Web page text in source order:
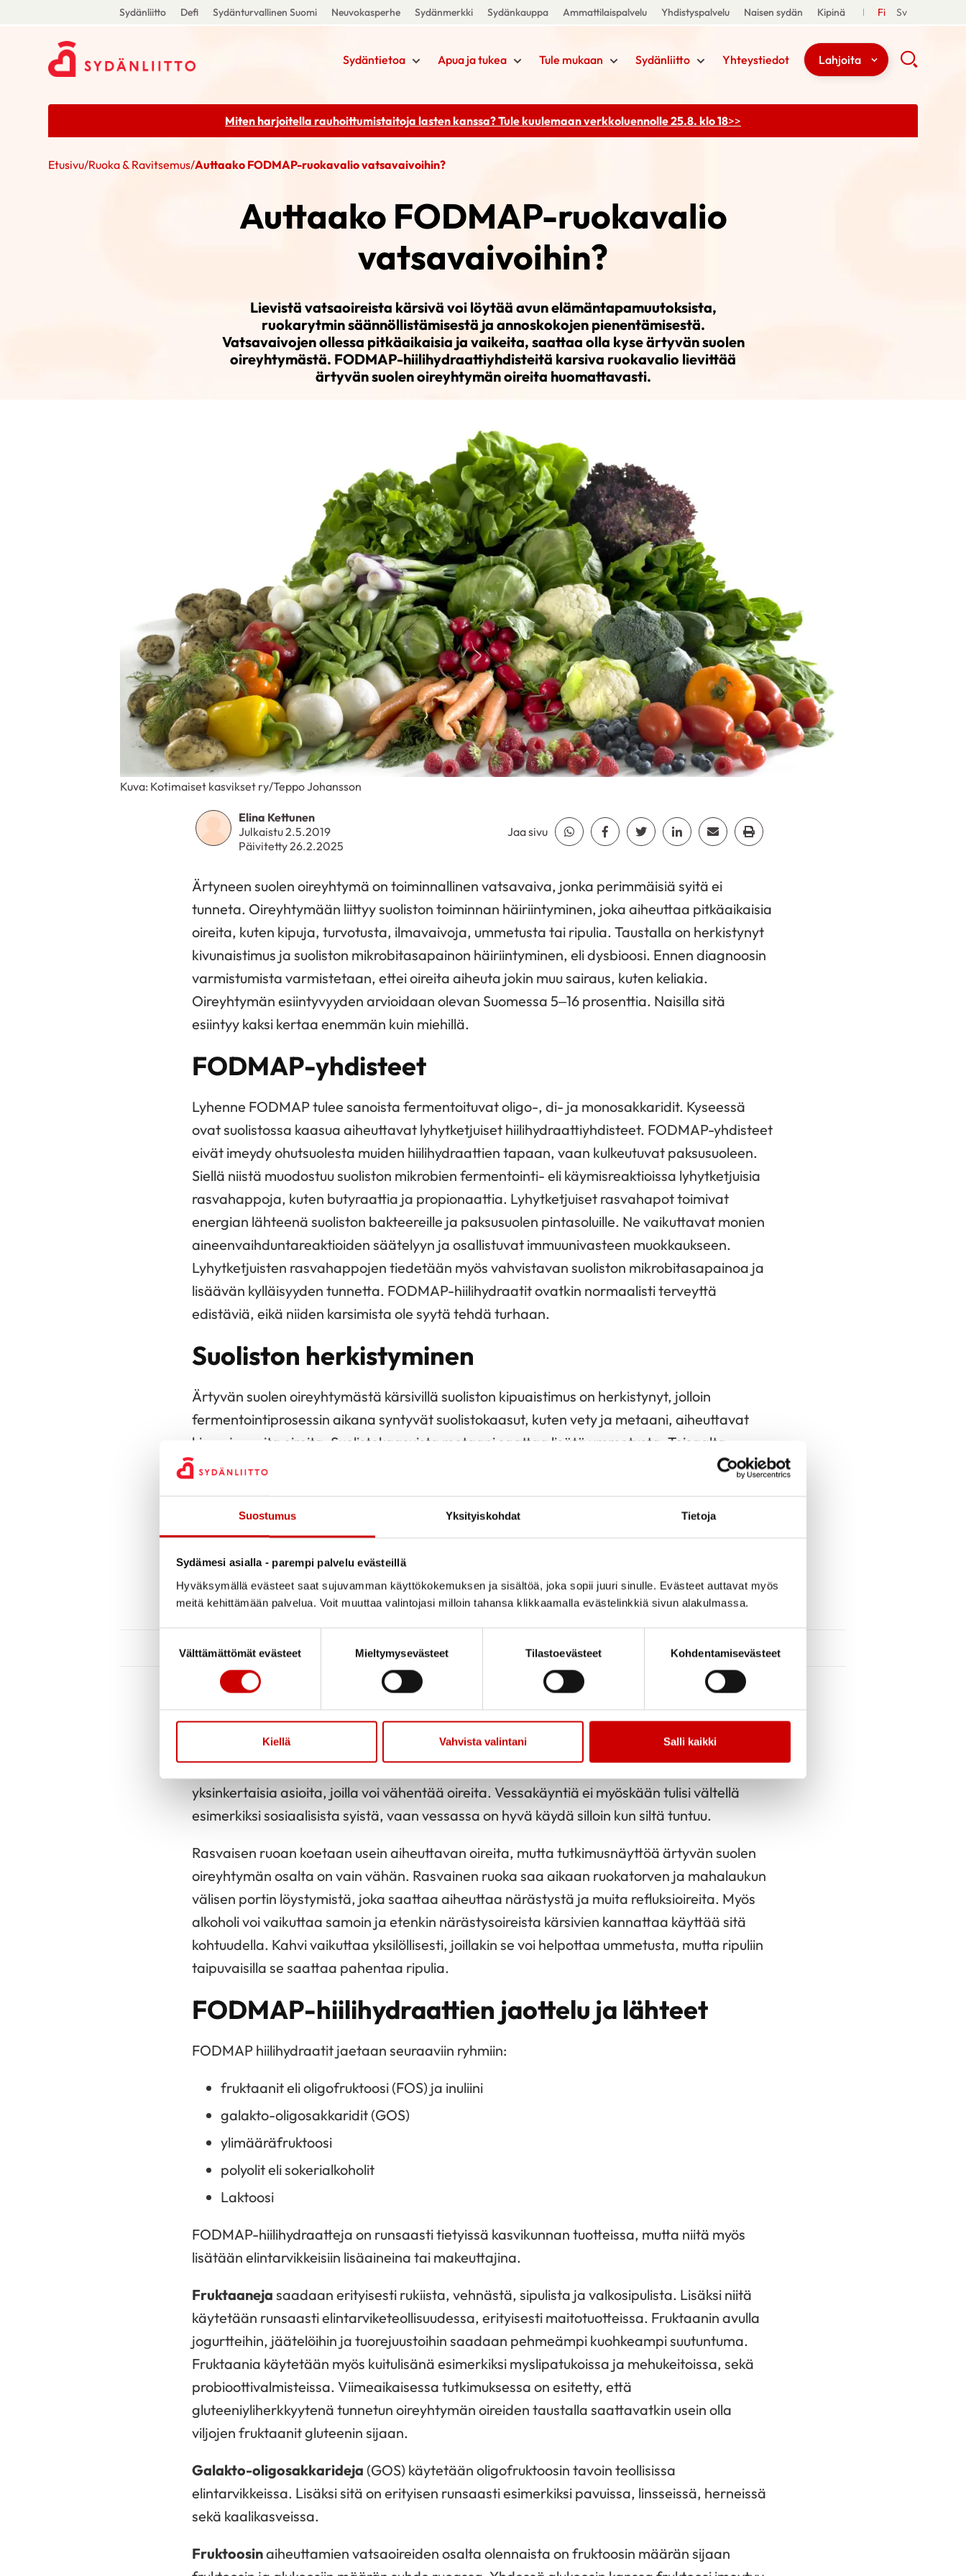
Suostumus Yksityiskohdat Tietoja
Sydämesi asialla - parempi palvelu evästeillä
Hyväksymällä evästeet saat sujuvamman käyttökokemuksen ja sisältöä, joka sopii juuri sinulle. Evästeet auttavat myös
meitä kehittämään palvelua. Voit muuttaa valintojasi milloin tahansa klikkaamalla evästelinkkiä sivun alakulmassa.
Välttämättömät evästeet
Mieltymysevästeet Tilastoevästeet Kohdentamisevästeet
Kiellä Vahvista valintani Salli kaikki
Sydänliitto Defi Sydänturvallinen Suomi Neuvokasperhe Sydänmerkki Sydänkauppa Ammattilaispalvelu Yhdistyspalvelu Naisen sydän Kipinä Fi Sv
Sydäntietoa Apua ja tukea Tule mukaan Sydänliitto Yhteystiedot Lahjoita
Miten harjoitella rauhoittumistaitoja lasten kanssa? Tule kuulemaanverkkoluennolle 25.8. klo 18>>
Etusivu/Ruoka & Ravitsemus/Auttaako FODMAP-ruokavalio vatsavaivoihin?
Auttaako FODMAP-ruokavalio
vatsavaivoihin?
Lievistä vatsaoireista kärsivä voi löytää avun elämäntapamuutoksista,
ruokarytmin säännöllistämisestä ja annoskokojen pienentämisestä.
Vatsavaivojen ollessa pitkäaikaisia ja vaikeita, saattaa olla kyse ärtyvän suolen
oireyhtymästä. FODMAP-hiilihydraattiyhdisteitä karsiva ruokavalio lievittää
ärtyvän suolen oireyhtymän oireita huomattavasti.
Elina Kettunen
Julkaistu 2.5.2019
Päivitetty 26.2.2025
Jaa sivu Jaa Whatsapp
Jaa Facebook
Jaa TwitterJaa LinkedinJaa EmailJaa Print
Kuva: Kotimaiset kasvikset ry/Teppo Johansson
Ärtyneen suolen oireyhtymä on toiminnallinen vatsavaiva, jonka perimmäisiä syitä ei
tunneta. Oireyhtymään liittyy suoliston toiminnan häiriintyminen, joka aiheuttaa pitkäaikaisia
oireita, kuten kipuja, turvotusta, ilmavaivoja, ummetusta tai ripulia. Taustalla on herkistynyt
kivunaistimus ja suoliston mikrobitasapainon häiriintyminen, eli dysbioosi. Ennen diagnoosin
varmistumista varmistetaan, ettei oireita aiheuta jokin muu sairaus, kuten keliakia.
Oireyhtymän esiintyvyyden arvioidaan olevan Suomessa 5–16 prosenttia. Naisilla sitä
esiintyy kaksi kertaa enemmän kuin miehillä.
FODMAP-yhdisteet
Lyhenne FODMAP tulee sanoista fermentoituvat oligo-, di- ja monosakkaridit. Kyseessä
ovat suolistossa kaasua aiheuttavat lyhytketjuiset hiilihydraattiyhdisteet. FODMAP-yhdisteet
eivät imeydy ohutsuolesta muiden hiilihydraattien tapaan, vaan kulkeutuvat paksusuoleen.
Siellä niistä muodostuu suoliston mikrobien fermentointi- eli käymisreaktioissa lyhytketjuisia
rasvahappoja, kuten butyraattia ja propionaattia. Lyhytketjuiset rasvahapot toimivat
energian lähteenä suoliston bakteereille ja paksusuolen pintasoluille. Ne vaikuttavat monien
aineenvaihduntareaktioiden säätelyyn ja osallistuvat immuunivasteen muokkaukseen.
Lyhytketjuisten rasvahappojen tiedetään myös vahvistavan suoliston mikrobitasapainoa ja
lisäävän kylläisyyden tunnetta. FODMAP-hiilihydraatit ovatkin normaalisti terveyttä
edistäviä, eikä niiden karsimista ole syytä tehdä turhaan.
Suoliston herkistyminen
Ärtyvän suolen oireyhtymästä kärsivillä suoliston kipuaistimus on herkistynyt, jolloin
fermentointiprosessin aikana syntyvät suolistokaasut, kuten vety ja metaani, aiheuttavat
kipua ja muita oireita. Suolistokaasuista metaani saattaa lisätä ummetusta. Toisaalta
kuitujen pilkkoutuessa veden imeytyminen suolistoon tehostuu, jolloin lisääntynyt
suolistossa kaasut ja lisääntynyt vesipitoisuus aiheuttavat venymistä ja kipua. Ärtyvän suolen
oireyhtymä voidaan luokitella ripulityyppiseen, ummetustyyppiseen tai sekamuotoiseen
oiretyyppiin. Monilla oireet esiintyvät vaihdellen ja sekamuotoista oireilua esiintyy
useimmiten. Oireille on tyypillistä myös niiden aaltoileminen, helpompien ja vaikeampien
jaksojen vuorotellessa viikkojen tai jopa vuosien jaksoissa.
Elämäntapatekijät ja ruokavalion perusasiat
Parantavaa hoitoa ärtyneen suolen oireyhtymään ei ole, vaan hoidolla pyritään lievittämään
oireita ja parantamaan elämänlaatua. Elämäntapatekijöistä olennaisia ovat riittävä uni ja
liikunta, sekä stressinhallinnan keinot. Säännöllinen ateriarytmi ja kohtuulliset annoskoot ovat
yksinkertaisia asioita, joilla voi vähentää oireita. Vessakäyntiä ei myöskään tulisi vältellä
esimerkiksi sosiaalisista syistä, vaan vessassa on hyvä käydä silloin kun siltä tuntuu.
Rasvaisen ruoan koetaan usein aiheuttavan oireita, mutta tutkimusnäyttöä ärtyvän suolen
oireyhtymän osalta on vain vähän. Rasvainen ruoka saa aikaan ruokatorven ja mahalaukun
välisen portin löystymistä, joka saattaa aiheuttaa närästystä ja muita refluksioireita. Myös
alkoholi voi vaikuttaa samoin ja etenkin närästysoireista kärsivien kannattaa käyttää sitä
kohtuudella. Kahvi vaikuttaa yksilöllisesti, joillakin se voi helpottaa ummetusta, mutta ripuliin
taipuvaisilla se saattaa pahentaa ripulia.
FODMAP-hiilihydraattien jaottelu ja lähteet
FODMAP hiilihydraatit jaetaan seuraaviin ryhmiin:
fruktaanit eli oligofruktoosi (FOS) ja inuliini
galakto-oligosakkaridit (GOS)
ylimääräfruktoosi
polyolit eli sokerialkoholit
Laktoosi
FODMAP-hiilihydraatteja on runsaasti tietyissä kasvikunnan tuotteissa, mutta niitä myös
lisätään elintarvikkeisiin lisäaineina tai makeuttajina.
Fruktaaneja saadaan erityisesti rukiista, vehnästä, sipulista ja valkosipulista. Lisäksi niitä
käytetään runsaasti elintarviketeollisuudessa, erityisesti maitotuotteissa. Fruktaanin avulla
jogurtteihin, jäätelöihin ja tuorejuustoihin saadaan pehmeämpi kuohkeampi suutuntuma.
Fruktaania käytetään myös kuitulisänä esimerkiksi myslipatukoissa ja mehukeitoissa, sekä
probioottivalmisteissa. Viimeaikaisessa tutkimuksessa on esitetty, että
gluteeniyliherkkyytenä tunnetun oireyhtymän oireiden taustalla saattavatkin usein olla
viljojen fruktaanit gluteenin sijaan.
Galakto-oligosakkarideja (GOS) käytetään oligofruktoosin tavoin teollisissa
elintarvikkeissa. Lisäksi sitä on erityisen runsaasti esimerkiksi pavuissa, linsseissä, herneissä
sekä kaalikasveissa.
Fruktoosinaiheuttamien vatsaoireiden osalta olennaista on fruktoosin määrän sijaan